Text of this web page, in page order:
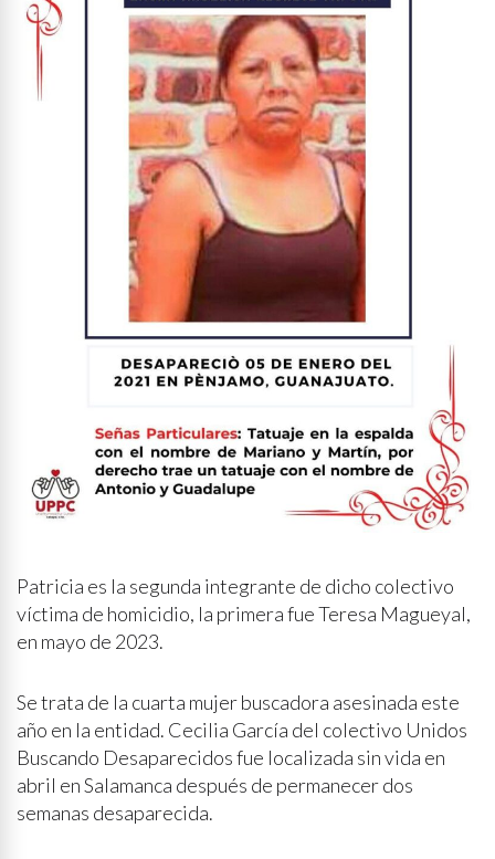
Patricia es la segunda integrante de dicho colectivo
víctima de homicidio, la primera fue Teresa Magueyal,
en mayo de 2023.
Se trata de la cuarta mujer buscadora asesinada este
año en la entidad. Cecilia García del colectivo Unidos
Buscando Desaparecidos fue localizada sin vida en
abril en Salamanca después de permanecer dos
semanas desaparecida.